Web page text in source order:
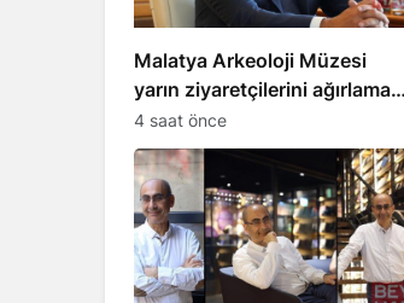
Malatya Arkeoloji Müzesi
yarın ziyaretçilerini ağırlamaya
başlıyor
4 saat önce